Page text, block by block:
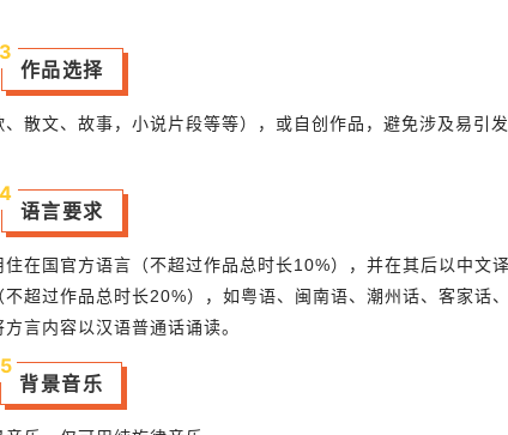
3
作品选择
散文、故事，小说片段等等），或自创作品，避免涉及易引发
4
语言要求
在国官方语言（不超过作品总时长10%），并在其后以中文译
超过作品总时长20%），如粤语、闽南语、潮州话、客家话、
言内容以汉语普通话诵读。
5
背景音乐